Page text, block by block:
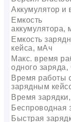
Аккумулятор и
Емкость
аккумулятора,
Емкость
кейса, мАч
Макс. время
одного заряда,
Время работы
зарядным
Время
Беспроводная
Быстрая